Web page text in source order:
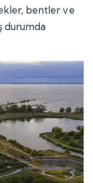
bentler ve
durumda